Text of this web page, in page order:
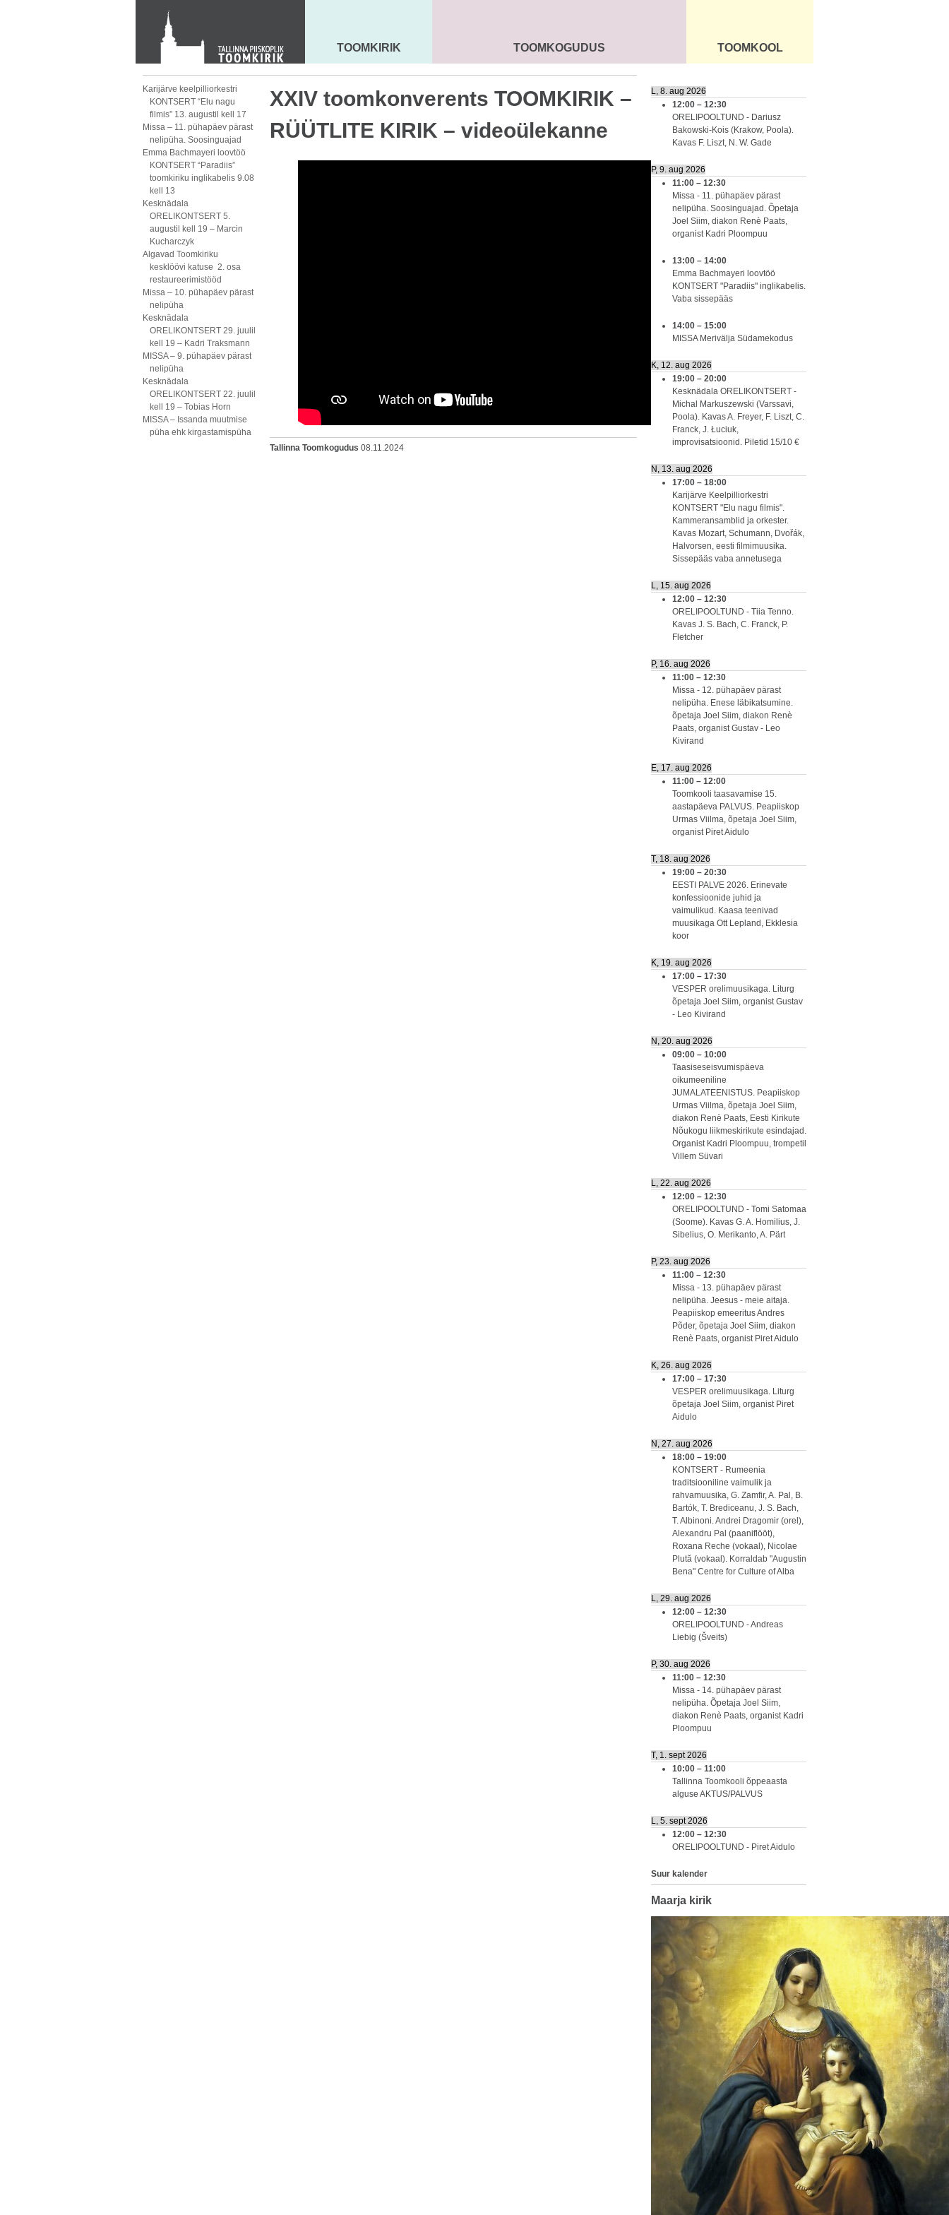
KONTAKT
Toom-Kooli 6, 10130 TALLINN
tallinna.toom@eelk.ee
MAARJA KIRIK
TOOMKIRIK SEENIORID KOGUDUS
TOOMKOGUDUS ÜLDINFO
TOOMKOOL
Karijärve keelpilliorkestri
KONTSERT “Elu nagu
filmis” 13. augustil kell 17
Missa – 11. pühapäev pärast
nelipüha. Soosinguajad
Emma Bachmayeri loovtöö
KONTSERT “Paradiis”
toomkiriku inglikabelis 9.08
kell 13
Kesknädala
ORELIKONTSERT 5.
augustil kell 19 – Marcin
Kucharczyk
Algavad Toomkiriku
kesklöövi katuse 2. osa
restaureerimistööd
Missa – 10. pühapäev pärast
nelipüha
Kesknädala
ORELIKONTSERT 29. juulil
kell 19 – Kadri Traksmann
MISSA – 9. pühapäev pärast
nelipüha
Kesknädala
ORELIKONTSERT 22. juulil
kell 19 – Tobias Horn
MISSA – Issanda muutmise
püha ehk kirgastamispüha
XXIV toomkonverents TOOMKIRIK –
RÜÜTLITE KIRIK – videoülekanne
Tallinna Toomkogudus 08.11.2024
L, 8. aug 2026
12:00 – 12:30
ORELIPOOLTUND - Dariusz
Bakowski-Kois (Krakow, Poola).
Kavas F. Liszt, N. W. Gade
P, 9. aug 2026
11:00 – 12:30
Missa - 11. pühapäev pärast
nelipüha. Soosinguajad. Õpetaja
Joel Siim, diakon Renè Paats,
organist Kadri Ploompuu
13:00 – 14:00
Emma Bachmayeri loovtöö
KONTSERT "Paradiis" inglikabelis.
Vaba sissepääs
14:00 – 15:00
MISSA Merivälja Südamekodus
K, 12. aug 2026
19:00 – 20:00
Kesknädala ORELIKONTSERT -
Michal Markuszewski (Varssavi,
Poola). Kavas A. Freyer, F. Liszt, C.
Franck, J. Łuciuk,
improvisatsioonid. Piletid 15/10 €
N, 13. aug 2026
17:00 – 18:00
Karijärve Keelpilliorkestri
KONTSERT "Elu nagu filmis".
Kammeransamblid ja orkester.
Kavas Mozart, Schumann, Dvořák,
Halvorsen, eesti filmimuusika.
Sissepääs vaba annetusega
L, 15. aug 2026
12:00 – 12:30
ORELIPOOLTUND - Tiia Tenno.
Kavas J. S. Bach, C. Franck, P.
Fletcher
P, 16. aug 2026
11:00 – 12:30
Missa - 12. pühapäev pärast
nelipüha. Enese läbikatsumine.
õpetaja Joel Siim, diakon Renè
Paats, organist Gustav - Leo
Kivirand
E, 17. aug 2026
11:00 – 12:00
Toomkooli taasavamise 15.
aastapäeva PALVUS. Peapiiskop
Urmas Viilma, õpetaja Joel Siim,
organist Piret Aidulo
T, 18. aug 2026
19:00 – 20:30
EESTI PALVE 2026. Erinevate
konfessioonide juhid ja
vaimulikud. Kaasa teenivad
muusikaga Ott Lepland, Ekklesia
koor
K, 19. aug 2026
17:00 – 17:30
VESPER orelimuusikaga. Liturg
õpetaja Joel Siim, organist Gustav
- Leo Kivirand
N, 20. aug 2026
09:00 – 10:00
Taasiseseisvumispäeva
oikumeeniline
JUMALATEENISTUS. Peapiiskop
Urmas Viilma, õpetaja Joel Siim,
diakon Renè Paats, Eesti Kirikute
Nõukogu liikmeskirikute esindajad.
Organist Kadri Ploompuu, trompetil
Villem Süvari
L, 22. aug 2026
12:00 – 12:30
ORELIPOOLTUND - Tomi Satomaa
(Soome). Kavas G. A. Homilius, J.
Sibelius, O. Merikanto, A. Pärt
P, 23. aug 2026
11:00 – 12:30
Missa - 13. pühapäev pärast
nelipüha. Jeesus - meie aitaja.
Peapiiskop emeeritus Andres
Põder, õpetaja Joel Siim, diakon
Renè Paats, organist Piret Aidulo
K, 26. aug 2026
17:00 – 17:30
VESPER orelimuusikaga. Liturg
õpetaja Joel Siim, organist Piret
Aidulo
N, 27. aug 2026
18:00 – 19:00
KONTSERT - Rumeenia
traditsiooniline vaimulik ja
rahvamuusika, G. Zamfir, A. Pal, B.
Bartók, T. Brediceanu, J. S. Bach,
T. Albinoni. Andrei Dragomir (orel),
Alexandru Pal (paaniflööt),
Roxana Reche (vokaal), Nicolae
Plută (vokaal). Korraldab "Augustin
Bena" Centre for Culture of Alba
L, 29. aug 2026
12:00 – 12:30
ORELIPOOLTUND - Andreas
Liebig (Šveits)
P, 30. aug 2026
11:00 – 12:30
Missa - 14. pühapäev pärast
nelipüha. Õpetaja Joel Siim,
diakon Renè Paats, organist Kadri
Ploompuu
T, 1. sept 2026
10:00 – 11:00
Tallinna Toomkooli õppeaasta
alguse AKTUS/PALVUS
L, 5. sept 2026
12:00 – 12:30
ORELIPOOLTUND - Piret Aidulo
Suur kalender
Maarja kirik